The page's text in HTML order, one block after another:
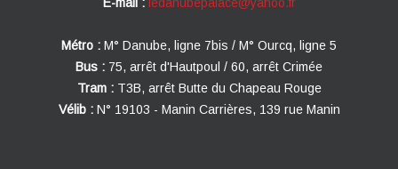
Métro : M° Danube, ligne 7bis / M° Ourcq, ligne 5
Bus : 75, arrêt d'Hautpoul / 60, arrêt Crimée
Tram : T3B, arrêt Butte du Chapeau Rouge
Vélib : N° 19103 - Manin Carrières, 139 rue Manin